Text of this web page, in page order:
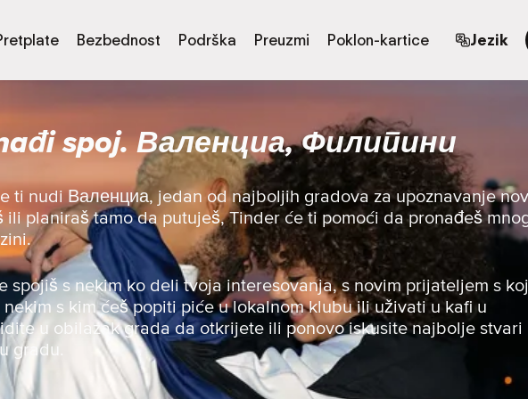
Bezbednost Podrška Preuzmi Poklon-kartice Jezik
spoj. Валенциа, Филипини
ti nudi Валенциа, jedan od najboljih gradova za upoznavanje
ili planiraš tamo da putuješ, Tinder će ti pomoći da pronađeš
spojiš s nekim ko deli tvoja interesovanja, s novim prijateljem s
nekim s kim ćeš popiti piće u lokalnom klubu ili uživati u kafi u
u obilazak grada da otkrijete ili ponovo iskusite najbolje stvari
gradu.